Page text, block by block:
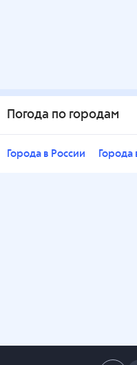
Погода по городам
Города в России Города